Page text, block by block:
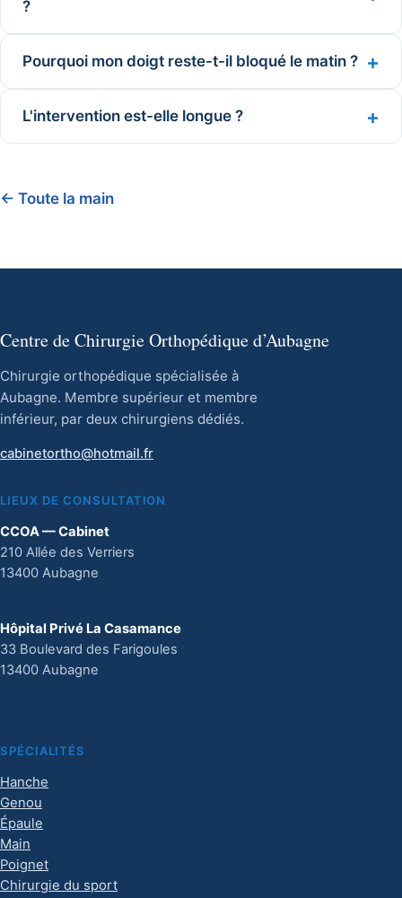
?
Pourquoi mon doigt reste-t-il bloqué le matin ?
L'intervention est-elle longue ?
← Toute la main
Centre de Chirurgie Orthopédique d’Aubagne
Chirurgie orthopédique spécialisée à
Aubagne. Membre supérieur et membre
inférieur, par deux chirurgiens dédiés.
cabinetortho@hotmail.fr
LIEUX DE CONSULTATION
CCOA — Cabinet
210 Allée des Verriers
13400 Aubagne
Hôpital Privé La Casamance
33 Boulevard des Farigoules
13400 Aubagne
SPÉCIALITÉS
Hanche
Genou
Épaule
Main
Poignet
Chirurgie du sport